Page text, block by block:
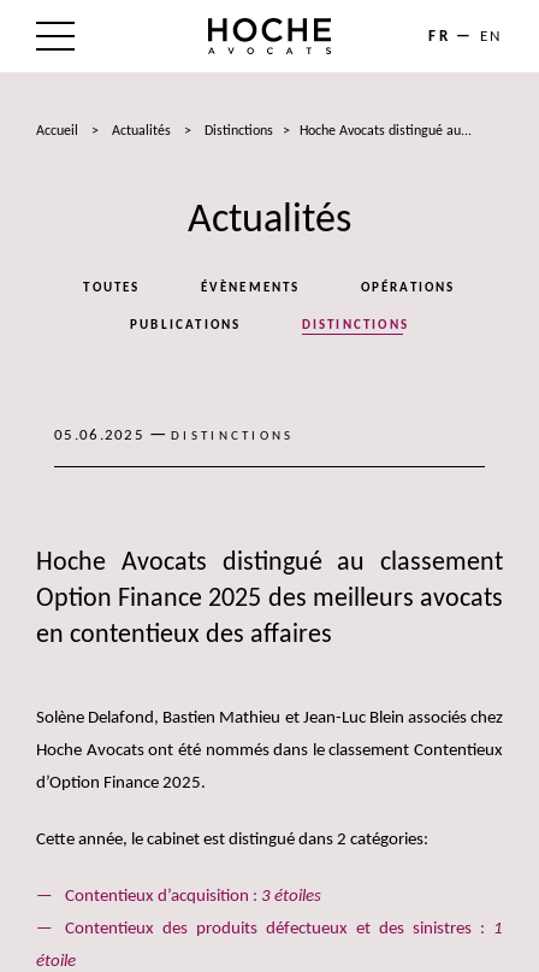
FR EN
LES AVOCATS
TALENTS
Accueil > Actualités > Distinctions > Hoche Avocats distingué au...
Actualités
TOUTES ÉVÈNEMENTS OPÉRATIONS
PUBLICATIONS DISTINCTIONS
05.06.2025 — DISTINCTIONS
Hoche Avocats distingué au classement
Option Finance 2025 des meilleurs avocats
en contentieux des affaires
Solène Delafond, Bastien Mathieu et Jean-Luc Blein associés chez
Hoche Avocats ont été nommés dans le classement Contentieux
d’Option Finance 2025.
Cette année, le cabinet est distingué dans 2 catégories:
Contentieux d’acquisition : 3 étoiles
Contentieux des produits défectueux et des sinistres : 1
étoile